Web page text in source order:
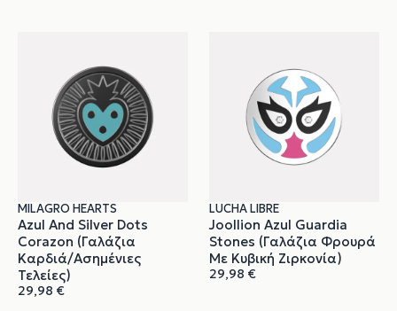
MILAGRO HEARTS
Azul And Silver Dots
Corazon (Γαλάζια
Καρδιά/Ασημένιες
Τελείες)
29,98 €
LUCHA LIBRE
Joollion Azul Guardia
Stones (Γαλάζια Φρουρά
Με Κυβική Ζιρκονία)
29,98 €